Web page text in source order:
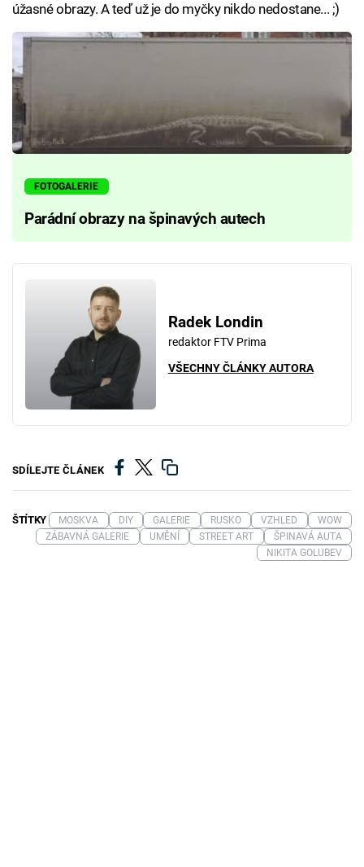
úžasné obrazy. A teď už je do myčky nikdo nedostane... ;)
FOTOGALERIE
Parádní obrazy na špinavých autech
Radek Londin
redaktor FTV Prima
VŠECHNY ČLÁNKY AUTORA
SDÍLEJTE ČLÁNEK
ŠTÍTKY MOSKVA DIY GALERIE RUSKO VZHLED
WOW
ZÁBAVNÁ GALERIE
UMĚNÍ STREET ART
ŠPINAVÁ AUTA
NIKITA GOLUBEV